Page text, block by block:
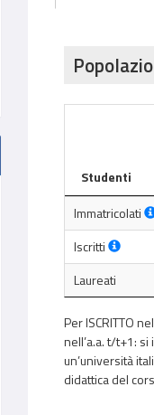
Studenti
Immatricolati
Iscritti
Laureati
Per ISCRITTO
nell’a.a. t/t+1:
un’università
didattica del